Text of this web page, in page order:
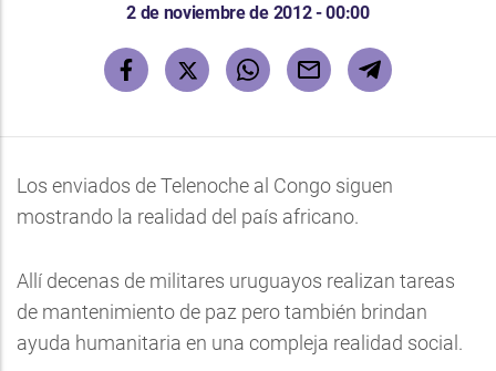
2 de noviembre de 2012 - 00:00
Los enviados de Telenoche al Congo siguen
mostrando la realidad del país africano.
Allí decenas de militares uruguayos realizan tareas
de mantenimiento de paz pero también brindan
ayuda humanitaria en una compleja realidad social.